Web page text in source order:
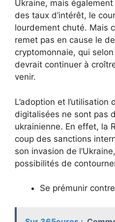
Ukraine, mais
des taux d’intérêt, le
lourdement chuté. Mais
remet pas en cause le
cryptomonnaie, qui
devrait continuer à
venir.
L’adoption et l’utilisation
digitalisées ne sont pas
ukrainienne. En effet, la
coup des sanctions
son invasion de
possibilités de
Se prémunir